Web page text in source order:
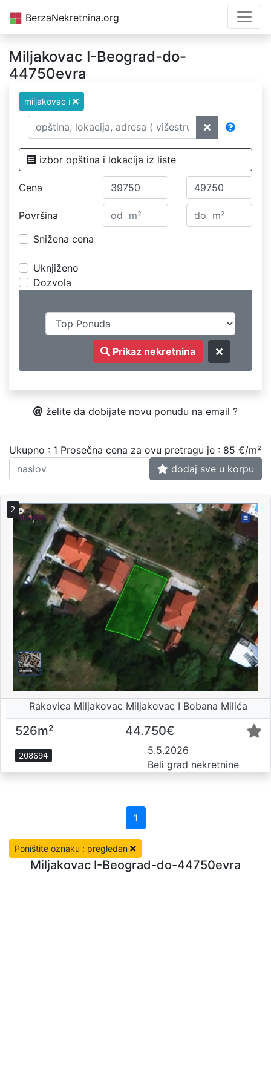
BerzaNekretnina.org
Miljakovac I-Beograd-do-
44750evra
miljakovac i
izbor opština i lokacija iz liste
Cena
Površina
Snižena cena
Uknjiženo
Dozvola
Prikaz nekretnina
želite da dobijate novu ponudu na email ?
Ukupno : 1 Prosečna cena za ovu pretragu je : 85 €/m²
dodaj sve u korpu
2
Rakovica Miljakovac Miljakovac I Bobana Milića
526m² 44.750€
208694
5.5.2026
Beli grad nekretnine
1
Poništite oznaku : pregledan
Miljakovac I-Beograd-do-44750evra